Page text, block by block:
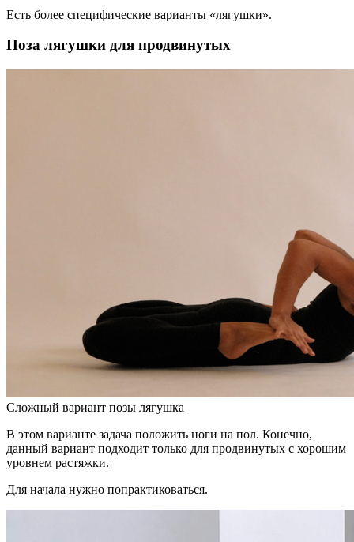
Есть более специфические варианты «лягушки».
Поза лягушки для продвинутых
Сложный вариант позы лягушка
В этом варианте задача положить ноги на пол. Конечно,
данный вариант подходит только для продвинутых с хорошим
уровнем растяжки.
Для начала нужно попрактиковаться.